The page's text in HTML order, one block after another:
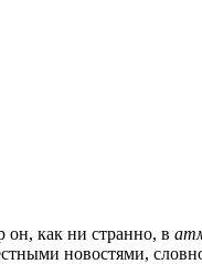
он, как ни странно, в
новостями,